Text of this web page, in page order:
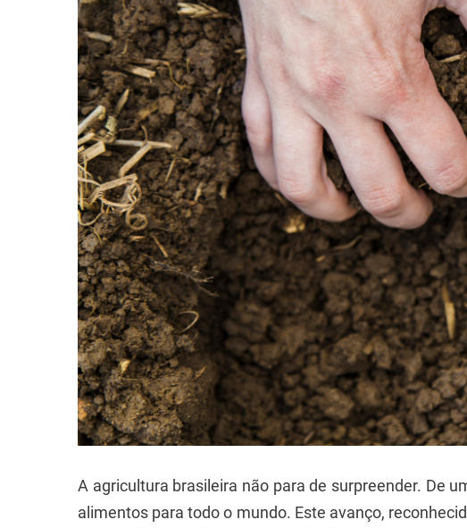
A agricultura brasileira não para de surpreender. De
alimentos para todo o mundo. Este avanço,